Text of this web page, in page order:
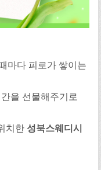
마다 피로가 쌓이는
을 선물해주기로
치한 성북스웨디시